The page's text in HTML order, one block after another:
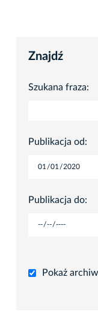
Znajdź
Szukana fraza:
Publikacja od:
Publikacja do:
Pokaż